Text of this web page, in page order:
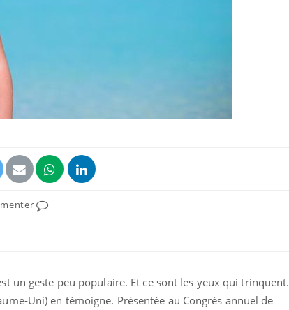
un geste peu populaire. Et ce sont les yeux qui trinquent.
Uni) en témoigne. Présentée au Congrès annuel de